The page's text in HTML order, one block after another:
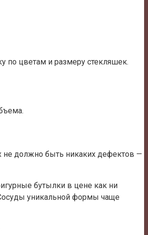
по цветам и размеру стекляшек.
не должно быть никаких дефектов —
бутылки в цене как ни
уникальной формы чаще